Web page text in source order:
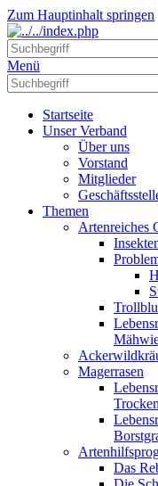
Zum Hauptinhalt springen
Menü
Startseite
Unser Verband
Über uns
Vorstand
Mitglieder
Themen
Artenreiches
Magerrasen
Das